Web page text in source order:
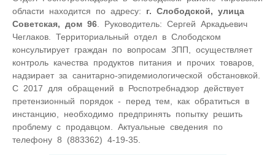
области находится по адресу: г. Слободской, улица
Советская, дом 96 . Руководитель: Сергей Аркадьевич
Чеглаков. Территориальный отдел в Слободском
консультирует граждан по вопросам ЗПП, осуществляет
контроль качества продуктов питания и прочих товаров,
надзирает за санитарно-эпидемиологической обстановкой.
С 2017 для обращений в Роспотребнадзор действует
претензионный порядок - перед тем, как обратиться в
инстанцию, необходимо предпринять попытку решить
проблему с продавцом. Актуальные сведения по
телефону 8 (883362) 4-19-35.